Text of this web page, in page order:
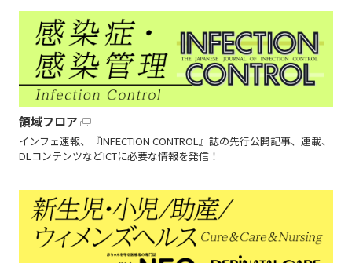
領域フロア
インフェ速報、『INFECTION CONTROL』誌の先行公開記事、連載、
DLコンテンツなどICTに必要な情報を発信！